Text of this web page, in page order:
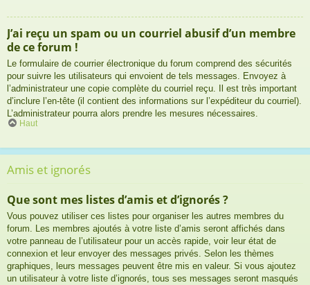
J’ai reçu un spam ou un courriel abusif d’un membre
de ce forum !
Le formulaire de courrier électronique du forum comprend des sécurités
pour suivre les utilisateurs qui envoient de tels messages. Envoyez à
l’administrateur une copie complète du courriel reçu. Il est très important
d’inclure l’en-tête (il contient des informations sur l’expéditeur du courriel).
L’administrateur pourra alors prendre les mesures nécessaires.
Haut
Amis et ignorés
Que sont mes listes d’amis et d’ignorés ?
Vous pouvez utiliser ces listes pour organiser les autres membres du
forum. Les membres ajoutés à votre liste d’amis seront affichés dans
votre panneau de l’utilisateur pour un accès rapide, voir leur état de
connexion et leur envoyer des messages privés. Selon les thèmes
graphiques, leurs messages peuvent être mis en valeur. Si vous ajoutez
un utilisateur à votre liste d’ignorés, tous ses messages seront masqués